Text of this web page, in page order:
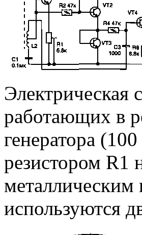
Электрическая
работающих в
генератора
резистором R1
металлическим
используются